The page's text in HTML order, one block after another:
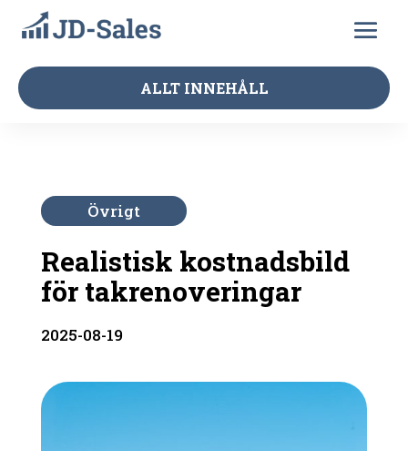
ALLT INNEHÅLL
Övrigt
Realistisk kostnadsbild
för takrenoveringar
2025-08-19